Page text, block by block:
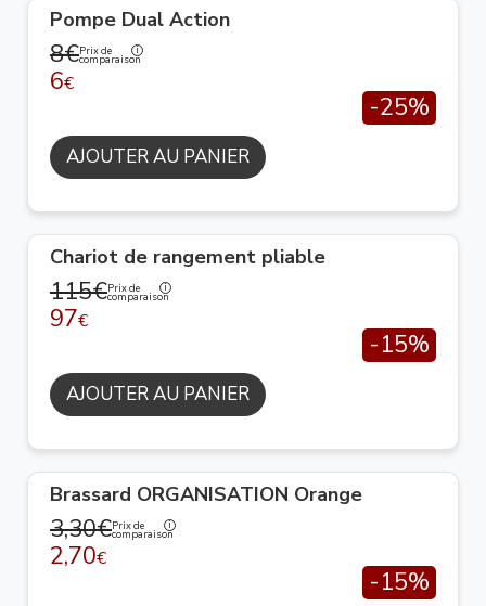
Pompe Dual Action
8€Prix de
comparaison
6€
-25%
AJOUTER AU PANIER
Chariot de rangement pliable
115€Prix de
comparaison
97€
-15%
AJOUTER AU PANIER
Brassard ORGANISATION Orange
3,30€Prix de
comparaison
2,70€
-15%